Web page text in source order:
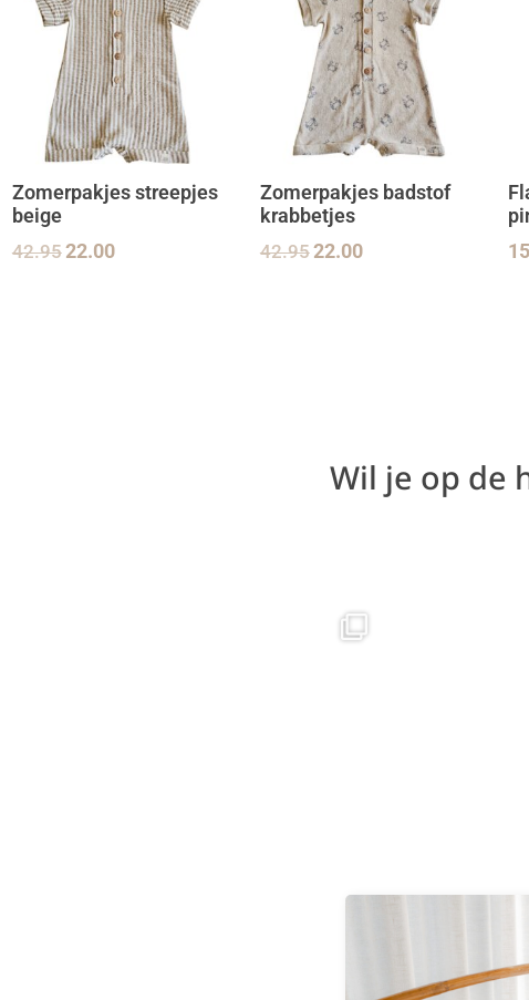
Zomerpakjes streepjes
beige
42.9522.00
Zomerpakjes badstof
krabbetjes
42.9522.00
Wil je op de